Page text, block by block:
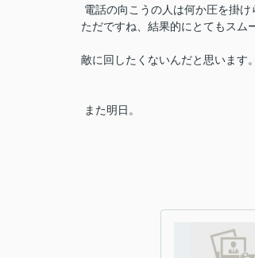
電話の向こうの人は何か圧を掛
ただですね、結果的にとてもスム
敵に回したくないんだと思います。
また明日。